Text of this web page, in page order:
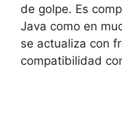
de golpe. Es
Java como en
se actualiza con
compatibilidad